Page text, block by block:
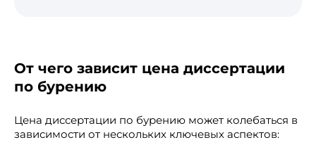
От чего зависит цена диссертации
по бурению
Цена диссертации по бурению может колебаться в
зависимости от нескольких ключевых аспектов: